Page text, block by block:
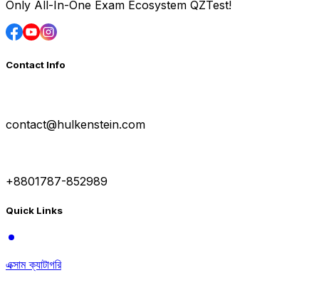
Only All-In-One Exam Ecosystem QZTest!
Contact Info
contact@hulkenstein.com
+8801787-852989
Quick Links
এক্সাম ক্যাটাগরি